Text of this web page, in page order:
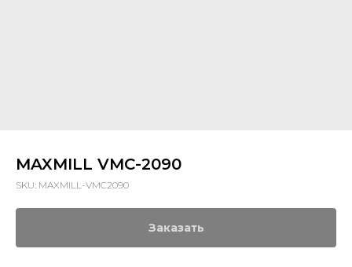
MAXMILL VMC-2090
SKU: MAXMILL-VMC2090
Заказать